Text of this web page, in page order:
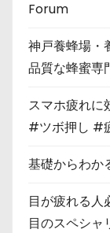
Forum
神戸養蜂場・
品質な蜂蜜専
スマホ疲れに
#ツボ押し #
基礎からわか
目が疲れる人
目のスペシ